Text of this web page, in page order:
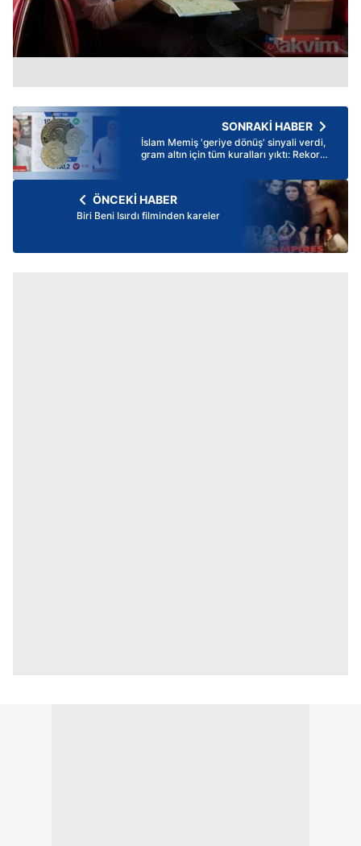
SONRAKİ HABER
İslam Memiş 'geriye dönüş' sinyali verdi,
gram altın için tüm kuralları yıktı: Rekor
ÖNCEKİ HABER
Biri Beni Isırdı filminden kareler